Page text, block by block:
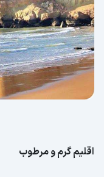
اقلیم گرم و مرطوب